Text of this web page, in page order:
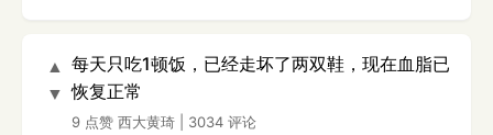
▲
▼
每天只吃1顿饭，已经走坏了两双鞋，现在血脂已
恢复正常
9 点赞 西大黄琦 3034 评论